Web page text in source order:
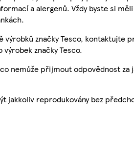
a alergenů. Vždy byste si
značky Tesco, kontaktujte
značky Tesco.
nemůže přijmout odpovědnost
jakkoliv reprodukovány bez